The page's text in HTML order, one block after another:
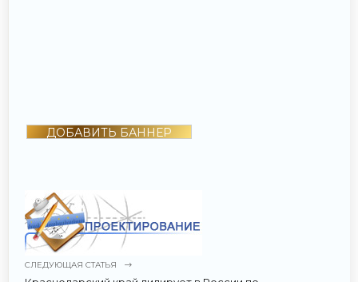
ДОБАВИТЬ БАННЕР
СЛЕДУЮЩАЯ СТАТЬЯ